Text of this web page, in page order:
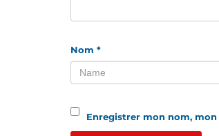
Nom *
Enregistrer mon nom,